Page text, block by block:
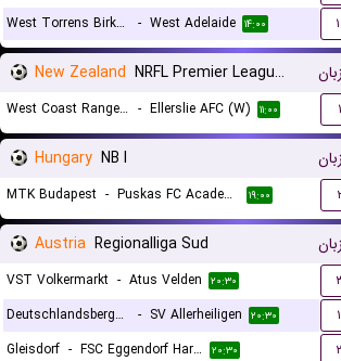
West Torrens Birkalla
- West Adelaide ۱۴:۰۰
New Zealand NRFL Premier League Women
West Coast Rangers (W) - Ellerslie AFC (W) ۱۱:۰۰
Hungary NB I
MTK Budapest - Puskas FC Academy ۱۹:۰۰
Austria Regionalliga Sud
VST Volkermarkt - Atus Velden ۲۰:۳۰
Deutschlandsberger SC
- SV Allerheiligen ۲۰:۳۰
Gleisdorf - FSC Eggendorf Hartberg II ۲۰:۳۰